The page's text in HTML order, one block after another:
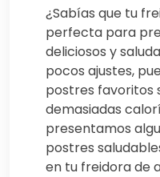
¿Sabías que tu
perfecta para
deliciosos y
pocos ajustes,
postres favoritos
demasiadas
presentamos
postres
en tu freidora de